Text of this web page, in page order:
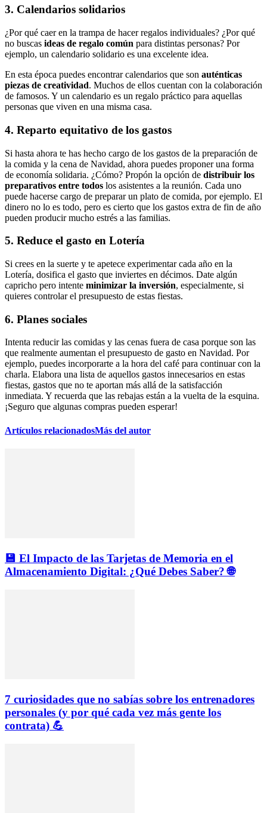
3. Calendarios solidarios
¿Por qué caer en la trampa de hacer regalos individuales? ¿Por qué
no buscas ideas de regalo común para distintas personas? Por
ejemplo, un calendario solidario es una excelente idea.
En esta época puedes encontrar calendarios que son auténticas
piezas de creatividad. Muchos de ellos cuentan con la colaboración
de famosos. Y un calendario es un regalo práctico para aquellas
personas que viven en una misma casa.
4. Reparto equitativo de los gastos
Si hasta ahora te has hecho cargo de los gastos de la preparación de
la comida y la cena de Navidad, ahora puedes proponer una forma
de economía solidaria. ¿Cómo? Propón la opción de distribuir los
preparativos entre todos los asistentes a la reunión. Cada uno
puede hacerse cargo de preparar un plato de comida, por ejemplo. El
dinero no lo es todo, pero es cierto que los gastos extra de fin de año
pueden producir mucho estrés a las familias.
5. Reduce el gasto en Lotería
Si crees en la suerte y te apetece experimentar cada año en la
Lotería, dosifica el gasto que inviertes en décimos. Date algún
capricho pero intente minimizar la inversión, especialmente, si
quieres controlar el presupuesto de estas fiestas.
6. Planes sociales
Intenta reducir las comidas y las cenas fuera de casa porque son las
que realmente aumentan el presupuesto de gasto en Navidad. Por
ejemplo, puedes incorporarte a la hora del café para continuar con la
charla. Elabora una lista de aquellos gastos innecesarios en estas
fiestas, gastos que no te aportan más allá de la satisfacción
inmediata. Y recuerda que las rebajas están a la vuelta de la esquina.
¡Seguro que algunas compras pueden esperar!
Artículos relacionadosMás del autor
💾 El Impacto de las Tarjetas de Memoria en el
Almacenamiento Digital: ¿Qué Debes Saber? 🌐
7 curiosidades que no sabías sobre los entrenadores
personales (y por qué cada vez más gente los
contrata) 💪